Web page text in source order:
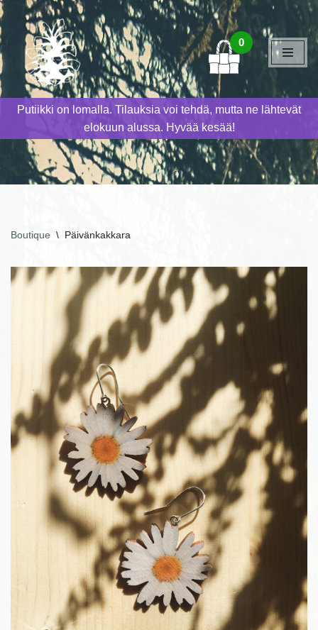
Siirry
suoraan
sisältöön
0
Putiikki on lomalla. Tilauksia voi tehdä, mutta ne lähtevät
elokuun alussa. Hyvää kesää!
Boutique \ Päivänkakkara